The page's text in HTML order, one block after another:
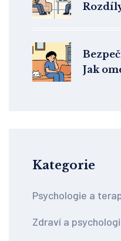
Jak
Kategorie
Psychologie a
Zdraví a